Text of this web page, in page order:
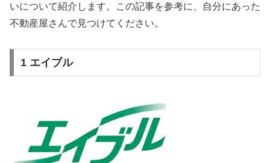
いについて紹介します。この記事を参考に、自分にあった
不動産屋さんで見つけてください。
1 エイブル